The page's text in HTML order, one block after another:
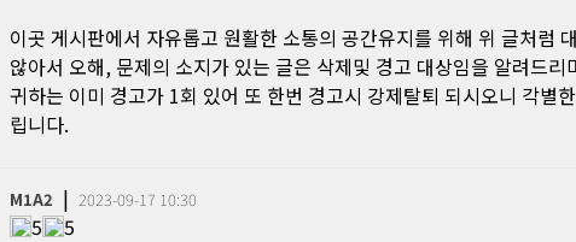
이곳 게시판에서 자유롭고 원활한 소통의 공간유지를 위해 위 글처럼
않아서 오해, 문제의 소지가 있는 글은 삭제및 경고 대상임을 알려드리
귀하는 이미 경고가 1회 있어 또 한번 경고시 강제탈퇴 되시오니 각별
립니다.
M1A2 | 2023-09-17 10:30
5
5